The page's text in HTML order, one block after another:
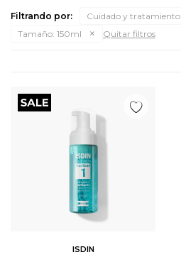
Filtrando por: Cuidado y tratamiento
Tamaño: 150ml Quitar filtros
ISDIN